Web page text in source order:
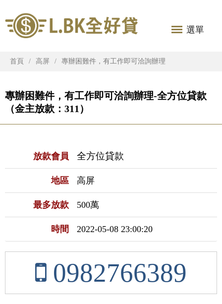
選單
首頁 高屏 專辦困難件，有工作即可洽詢辦理
專辦困難件，有工作即可洽詢辦理-全方位貸款
（金主放款：311）
放款會員 全方位貸款
地區 高屏
最多放款 500萬
時間 2022-05-08 23:00:20
0982766389